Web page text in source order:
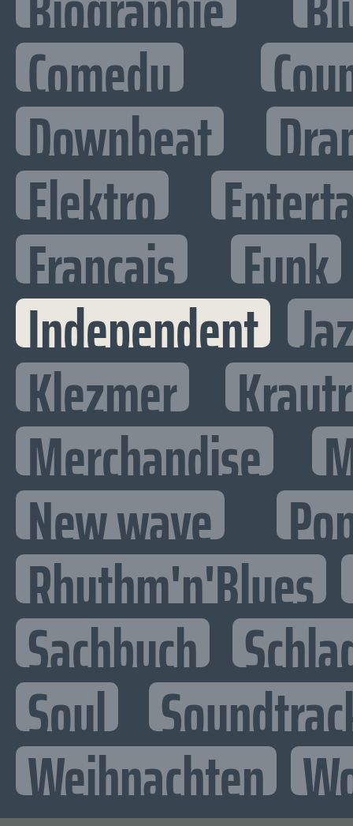
Comedy
Downbeat
Elektro
Francais Funk
Independent
Klezmer
Merchandise
New wave
Rhythm'n'Blues
Sachbuch
Soul
Weihnachten